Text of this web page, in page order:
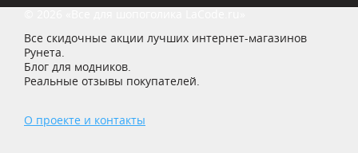
Все скидочные акции лучших интернет-магазинов
Рунета.
Блог для модников.
Реальные отзывы покупателей.
О проекте и контакты